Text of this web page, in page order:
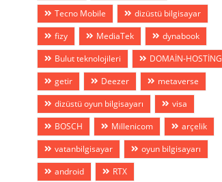
Tecno Mobile
dizüstü bilgisayar
fizy
MediaTek
dynabook
Bulut teknolojileri
DOMAİN-HOSTİNG
getir
Deezer
metaverse
dizüstü oyun bilgisayarı
visa
BOSCH
Millenicom
arçelik
vatanbilgisayar
oyun bilgisayarı
android
RTX